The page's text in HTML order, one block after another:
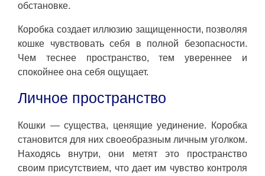
обстановке.
Коробка создает иллюзию защищенности, позволяя
кошке чувствовать себя в полной безопасности.
Чем теснее пространство, тем увереннее и
спокойнее она себя ощущает.
Личное пространство
Кошки — существа, ценящие уединение. Коробка
становится для них своеобразным личным уголком.
Находясь внутри, они метят это пространство
своим присутствием, что дает им чувство контроля